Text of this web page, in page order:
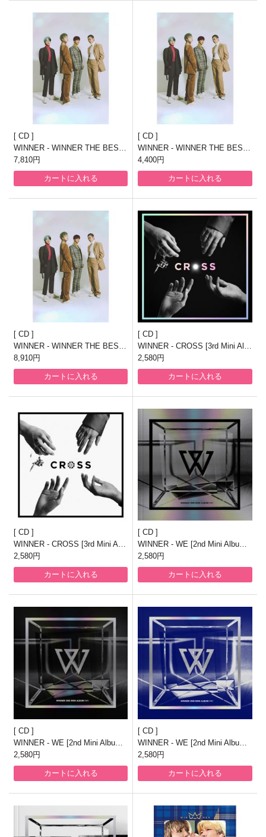
CD
WINNER - WINNER THE BEST
"SONG 4 U"(AL2枚組+DVD)
7,810円
カートに入れる
CD
WINNER - WINNER THE BEST
"SONG 4 U"(AL2枚組)
4,400円
カートに入れる
CD
WINNER - WINNER THE BEST
"SONG 4 U"(AL2枚組+Blu-ray Di
sc)
8,910円
カートに入れる
CD
WINNER - CROSS [3rd Mini Alb
um/CROSSLIGHTver]
2,580円
カートに入れる
CD
WINNER - CROSS [3rd Mini Alb
um/CROSSROADver]
2,580円
カートに入れる
CD
WINNER - WE [2nd Mini Album/
SILVER Ver.]
2,580円
カートに入れる
CD
WINNER - WE [2nd Mini Album/
BLACK Ver.]
2,580円
カートに入れる
CD
WINNER - WE [2nd Mini Album/
BLUE Ver.]
2,580円
カートに入れる